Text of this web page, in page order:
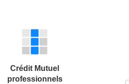
Crédit Mutuel
professionnels